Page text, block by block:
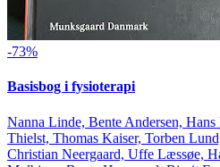
-73%
Basisbog i fysioterapi
Nanna Linde, Bente Andersen,
Thielst, Thomas Kaiser, Torben
Christian Neergaard, Uffe Læssøe,